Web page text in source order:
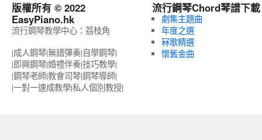
版權所有 © 2022
EasyPiano.hk
流行鋼琴教學中心：荔枝角
|成人鋼琴|無譜彈奏|自學鋼琴|
|即興鋼琴|婚禮伴奏|技巧教學|
|鋼琴老師|教會司琴|鋼琴導師|
|一對一速成教學|私人個別教授‎|
流行鋼琴Chord琴譜下載
劇集主題曲
年度之選
冧歌精選
懷舊金曲